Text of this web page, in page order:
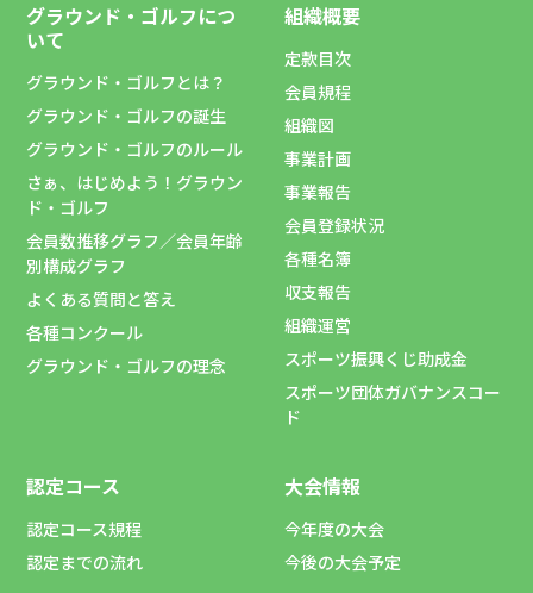
グラウンド・ゴルフにつ
いて
グラウンド・ゴルフとは？
グラウンド・ゴルフの誕生
グラウンド・ゴルフのルール
さぁ、はじめよう！グラウン
ド・ゴルフ
会員数推移グラフ／会員年齢
別構成グラフ
よくある質問と答え
各種コンクール
グラウンド・ゴルフの理念
組織概要
定款目次
会員規程
組織図
事業計画
事業報告
会員登録状況
各種名簿
収支報告
組織運営
スポーツ振興くじ助成金
スポーツ団体ガバナンスコー
ド
認定コース
認定コース規程
認定までの流れ
大会情報
今年度の大会
今後の大会予定